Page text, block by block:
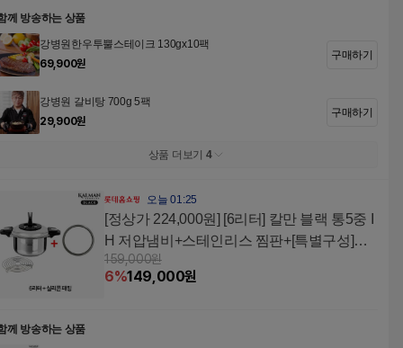
께 방송하는 상품
강병원한우투뿔스테이크 130gx10팩
69,900원
구매하기
강병원 갈비탕 700g 5팩
29,900원
구매하기
상품 더보기 4
오늘 01:25
[정상가 224,000원] [6리터] 칼만 블랙 통5중 I
H 저압냄비+스테인리스 찜판+[특별구성]실
리콘패킹
159,000원
6%149,000원
께 방송하는 상품